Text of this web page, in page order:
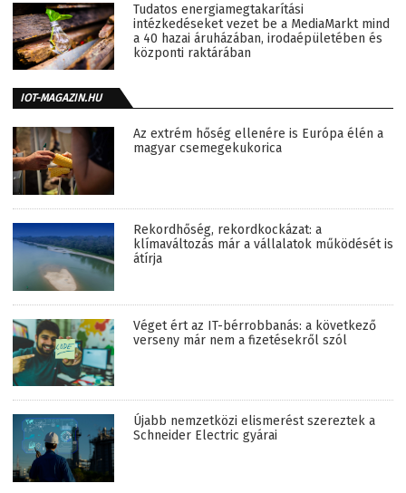
Tudatos energiamegtakarítási
intézkedéseket vezet be a MediaMarkt mind
a 40 hazai áruházában, irodaépületében és
központi raktárában
IOT-MAGAZIN.HU
Az extrém hőség ellenére is Európa élén a
magyar csemegekukorica
Rekordhőség, rekordkockázat: a
klímaváltozás már a vállalatok működését is
átírja
Véget ért az IT-bérrobbanás: a következő
verseny már nem a fizetésekről szól
Újabb nemzetközi elismerést szereztek a
Schneider Electric gyárai